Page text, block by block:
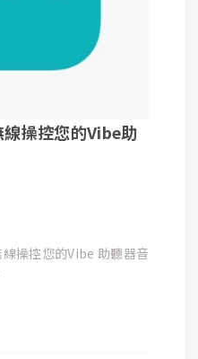
到的狀況，提供即時的
與答的方式，點選您遇
依據您的狀況調整。
操控您的Vibe助
操控您的Vibe 助聽器音